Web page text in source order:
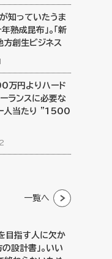
知っていたうま
熟成昆布」。「新
方創生ビジネス
万円よりハード
ランスに必要な
人当たり ”1500
一覧へ
目指す人に欠か
設計書」。いい